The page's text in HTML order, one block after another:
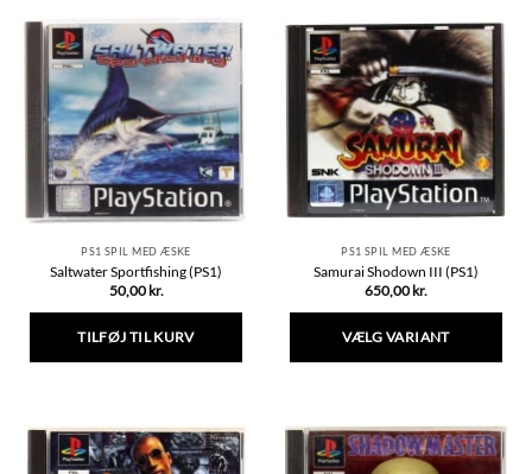
flere
varianter.
Mulighederne
kan
vælges
på
varesiden
flere
Mulighederne
kan
vælges
på
varesiden
PS1 SPIL MED ÆSKE
Saltwater Sportfishing (PS1)
50,00 kr.
TILFØJ TIL KURV
PS1 SPIL MED ÆSKE
Samurai Shodown III (PS1)
650,00 kr.
VÆLG VARIANT
flere
varianter.